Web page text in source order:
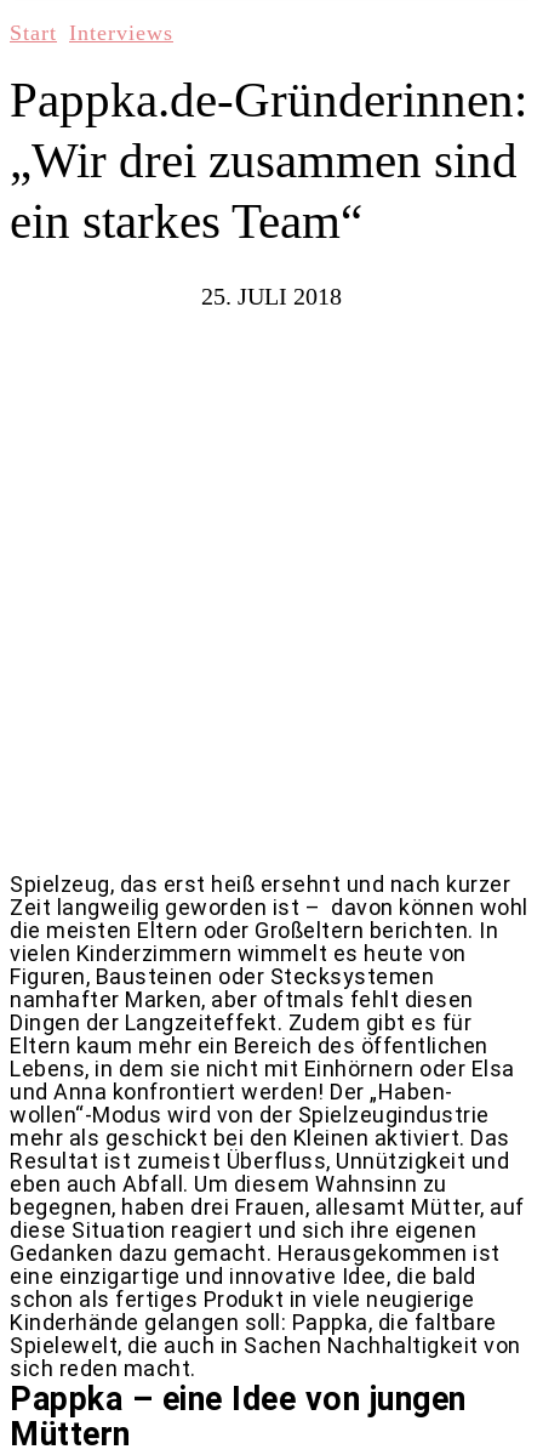
Start Interviews
Pappka.de-Gründerinnen:
„Wir drei zusammen sind
ein starkes Team“
25. JULI 2018
Spielzeug, das erst heiß ersehnt und nach kurzer
Zeit langweilig geworden ist – davon können wohl
die meisten Eltern oder Großeltern berichten. In
vielen Kinderzimmern wimmelt es heute von
Figuren, Bausteinen oder Stecksystemen
namhafter Marken, aber oftmals fehlt diesen
Dingen der Langzeiteffekt. Zudem gibt es für
Eltern kaum mehr ein Bereich des öffentlichen
Lebens, in dem sie nicht mit Einhörnern oder Elsa
und Anna konfrontiert werden! Der „Haben-
wollen“-Modus wird von der Spielzeugindustrie
mehr als geschickt bei den Kleinen aktiviert. Das
Resultat ist zumeist Überfluss, Unnützigkeit und
eben auch Abfall. Um diesem Wahnsinn zu
begegnen, haben drei Frauen, allesamt Mütter, auf
diese Situation reagiert und sich ihre eigenen
Gedanken dazu gemacht. Herausgekommen ist
eine einzigartige und innovative Idee, die bald
schon als fertiges Produkt in viele neugierige
Kinderhände gelangen soll: Pappka, die faltbare
Spielewelt, die auch in Sachen Nachhaltigkeit von
sich reden macht.
Pappka – eine Idee von jungen
Müttern